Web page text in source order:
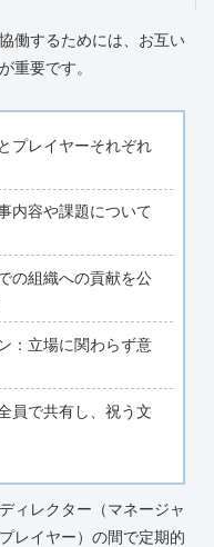
働するためには、お互い
重要です。
プレイヤーそれぞれ
内容や課題について
の組織への貢献を公
：立場に関わらず意
員で共有し、祝う文
ィレクター（マネージャ
レイヤー）の間で定期的